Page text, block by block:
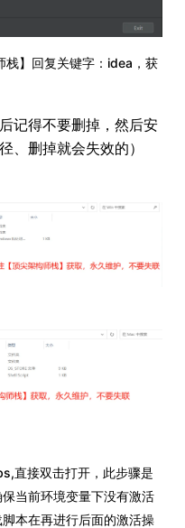
栈】回复关键字：idea，获
记得不要删掉，然后安
、删掉就会失效的）
直接双击打开，此步骤是
当前环境变量下没有激活
本在再进行后面的激活操